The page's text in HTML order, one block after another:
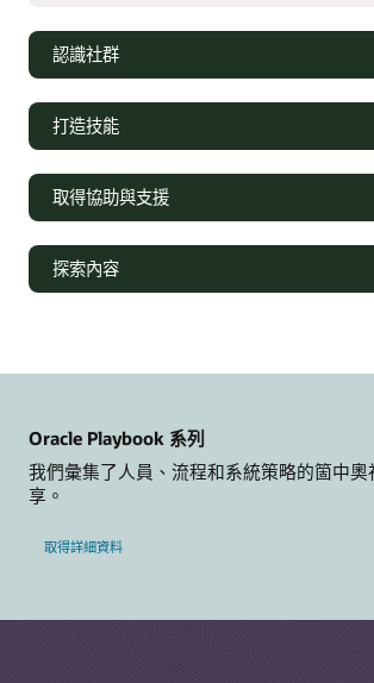
認識社群
與社群中的客戶聯繫
務分享，以及可滿足 Oracle 產品策略的需求工
打造技能
取得協助與支援
支援
Oracle Support
Oracle Consulting
尋找合作夥伴
探索內容
趨勢
產品導覽
什麼是訂閱管理？
Oracle Playbook 系列
我們彙集了人員、流程和系統策略的箇中
享。
取得詳細資料